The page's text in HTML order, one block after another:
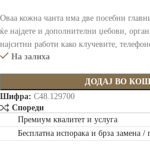
Оваа кожна чанта има две посебни
ќе најдете и дополнителни џебови,
најситни работи како клучевите,
На залиха
ДОДАЈ ВО
Шифра: C48.129700
Спореди
Премиум квалитет и услуга
Бесплатна испорака и брза замена /